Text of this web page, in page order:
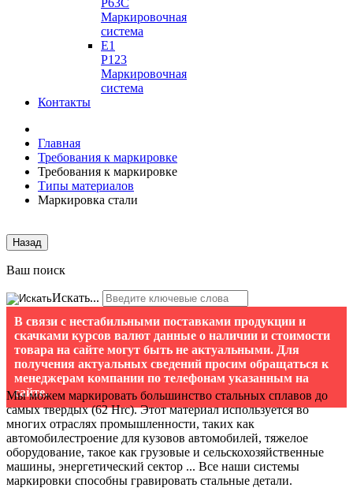
P63C
Маркировочная
система
E1
P123
Маркировочная
система
Контакты
Главная
Требования к маркировке
Требования к маркировке
Типы материалов
Маркировка стали
Назад
Ваш поиск
Искать...
В связи с нестабильными поставками продукции и
скачками курсов валют данные о наличии и стоимости
товара на сайте могут быть не актуальными. Для
получения актуальных сведений просим обращаться к
менеджерам компании по телефонам указанным на
сайте.
Мы можем маркировать большинство стальных сплавов до
самых твердых (62 Hrc). Этот материал используется во
многих отраслях промышленности, таких как
автомобилестроение для кузовов автомобилей, тяжелое
оборудование, такое как грузовые и сельскохозяйственные
машины, энергетический сектор ... Все наши системы
маркировки способны гравировать стальные детали.